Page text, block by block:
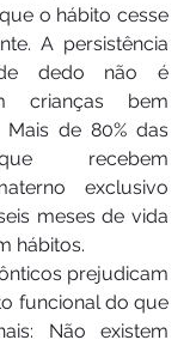
o hábito cesse
A persistência
dedo não é
crianças bem
Mais de 80% das
recebem
exclusivo
meses de vida
hábitos.
prejudicam
funcional do que
Não existem